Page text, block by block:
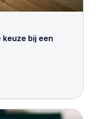
keuze bij een